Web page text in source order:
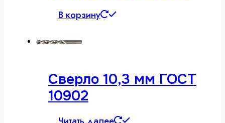
В корзину
Сверло 10,3 мм ГОСТ
10902